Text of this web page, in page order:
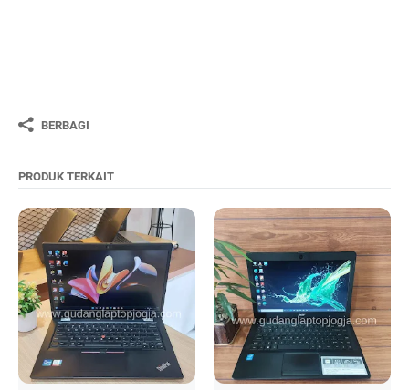
BERBAGI
PRODUK TERKAIT